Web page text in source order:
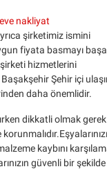
şirketimiz ismini
fiyata basmayı
hizmetlerini
Şehir içi
daha önemlidir.
dikkatli olmak
kaybını
güvenli bir şekilde